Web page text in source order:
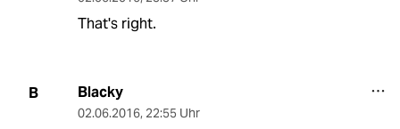
That's right.
B Blacky
02.06.2016, 22:55 Uhr